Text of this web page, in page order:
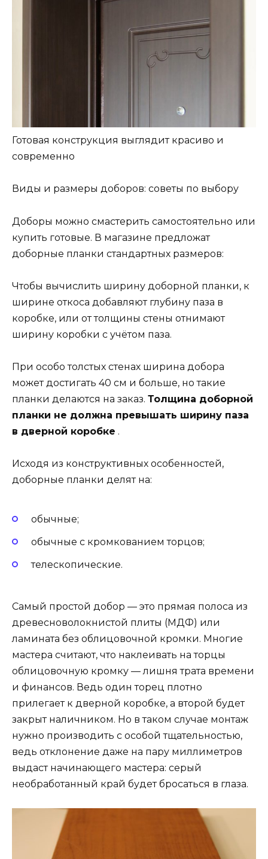
Готовая конструкция выглядит красиво и
современно
Виды и размеры доборов: советы по выбору
Доборы можно смастерить самостоятельно или
купить готовые. В магазине предложат
доборные планки стандартных размеров:
Чтобы вычислить ширину доборной планки, к
ширине откоса добавляют глубину паза в
коробке, или от толщины стены отнимают
ширину коробки с учётом паза.
При особо толстых стенах ширина добора
может достигать 40 см и больше, но такие
планки делаются на заказ. Толщина доборной
планки не должна превышать ширину паза
в дверной коробке .
Исходя из конструктивных особенностей,
доборные планки делят на:
обычные;
обычные с кромкованием торцов;
телескопические.
Самый простой добор — это прямая полоса из
древесноволокнистой плиты (МДФ) или
ламината без облицовочной кромки. Многие
мастера считают, что наклеивать на торцы
облицовочную кромку — лишня трата времени
и финансов. Ведь один торец плотно
прилегает к дверной коробке, а второй будет
закрыт наличником. Но в таком случае монтаж
нужно производить с особой тщательностью,
ведь отклонение даже на пару миллиметров
выдаст начинающего мастера: серый
необработанный край будет бросаться в глаза.